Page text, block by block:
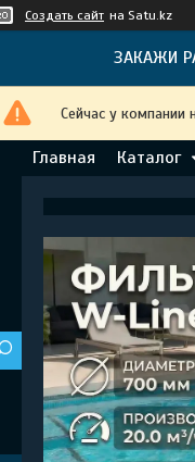
Создать сайт на Satu.kz
ЗАКАЖИ
Сейчас у компании
Главная Каталог